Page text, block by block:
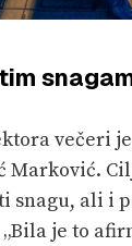
večeri
Marković.
snagu, ali
je to